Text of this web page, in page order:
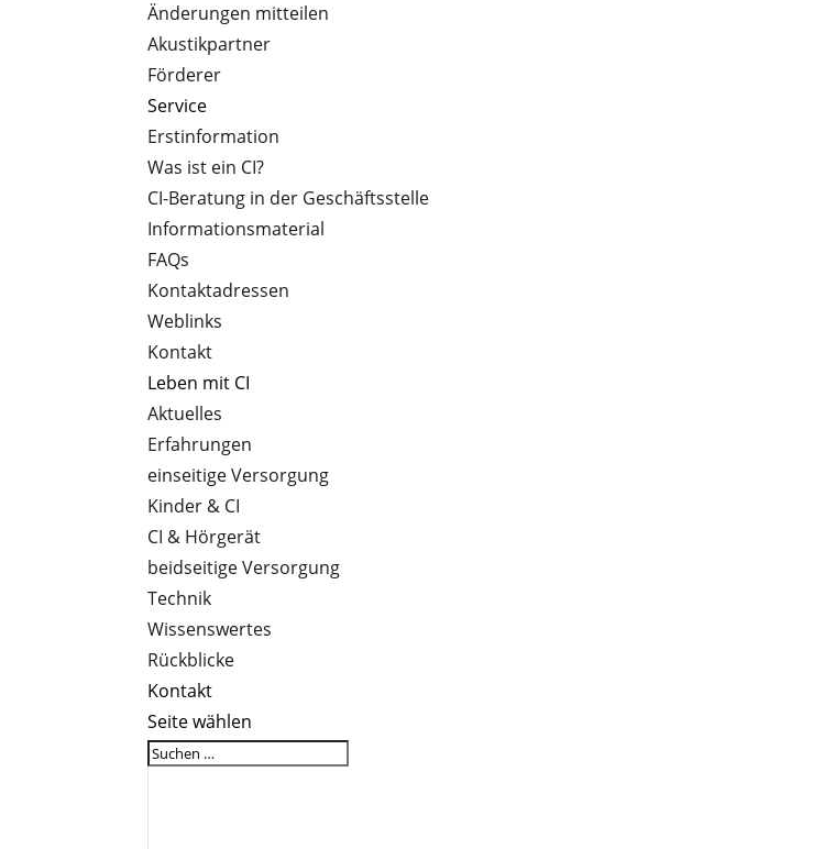
Änderungen mitteilen
Akustikpartner
Förderer
Service
Erstinformation
Was ist ein CI?
CI-Beratung in der Geschäftsstelle
Informationsmaterial
FAQs
Kontaktadressen
Weblinks
Kontakt
Leben mit CI
Aktuelles
Erfahrungen
einseitige Versorgung
Kinder & CI
CI & Hörgerät
beidseitige Versorgung
Technik
Wissenswertes
Rückblicke
Kontakt
Seite wählen